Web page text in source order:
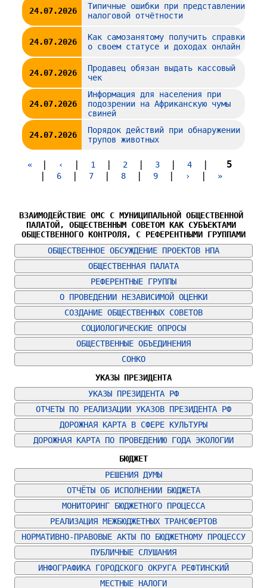
24.07.2026
Типичные ошибки при представлении
налоговой отчётности
24.07.2026
Как самозанятому получить справки
о своем статусе и доходах онлайн
24.07.2026
Продавец обязан выдать кассовый
чек
24.07.2026
Информация для населения при
подозрении на Африканскую чумы
свиней
24.07.2026
Порядок действий при обнаружении
трупов животных
« | ‹ | 1 | 2 | 3 | 4 |
5
|
6 | 7 | 8 | 9 | › | »
ВЗАИМОДЕЙСТВИЕ ОМС С МУНИЦИПАЛЬНОЙ ОБЩЕСТВЕННОЙ
ПАЛАТОЙ, ОБЩЕСТВЕННЫМ СОВЕТОМ КАК СУБЪЕКТАМИ
ОБЩЕСТВЕННОГО КОНТРОЛЯ, С РЕФЕРЕНТНЫМИ ГРУППАМИ
ОБЩЕСТВЕННОЕ ОБСУЖДЕНИЕ ПРОЕКТОВ НПА
ОБЩЕСТВЕННАЯ ПАЛАТА
РЕФЕРЕНТНЫЕ ГРУППЫ
О ПРОВЕДЕНИИ НЕЗАВИСИМОЙ ОЦЕНКИ
СОЗДАНИЕ ОБЩЕСТВЕННЫХ СОВЕТОВ
СОЦИОЛОГИЧЕСКИЕ ОПРОСЫ
ОБЩЕСТВЕННЫЕ ОБЪЕДИНЕНИЯ
СОНКО
УКАЗЫ ПРЕЗИДЕНТА
УКАЗЫ ПРЕЗИДЕНТА РФ
ОТЧЕТЫ ПО РЕАЛИЗАЦИИ УКАЗОВ ПРЕЗИДЕНТА РФ
ДОРОЖНАЯ КАРТА В СФЕРЕ КУЛЬТУРЫ
ДОРОЖНАЯ КАРТА ПО ПРОВЕДЕНИЮ ГОДА ЭКОЛОГИИ
БЮДЖЕТ
РЕШЕНИЯ ДУМЫ
ОТЧЁТЫ ОБ ИСПОЛНЕНИИ БЮДЖЕТА
МОНИТОРИНГ БЮДЖЕТНОГО ПРОЦЕССА
РЕАЛИЗАЦИЯ МЕЖБЮДЖЕТНЫХ ТРАНСФЕРТОВ
НОРМАТИВНО-ПРАВОВЫЕ АКТЫ ПО БЮДЖЕТНОМУ ПРОЦЕССУ
ПУБЛИЧНЫЕ СЛУШАНИЯ
ИНФОГРАФИКА ГОРОДСКОГО ОКРУГА РЕФТИНСКИЙ
МЕСТНЫЕ НАЛОГИ